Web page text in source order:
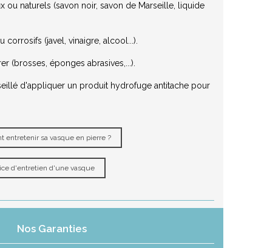
ou naturels (savon noir, savon de Marseille, liquide
corrosifs (javel, vinaigre, alcool...).
(brosses, éponges abrasives,...).
d'appliquer un produit hydrofuge antitache pour
entretenir sa vasque en pierre ?
d'entretien d'une vasque
Nos Garanties